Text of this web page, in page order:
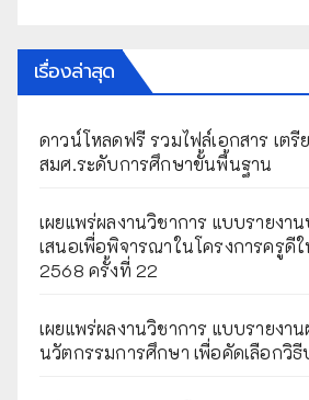
เรื่องล่าสุด
ดาวน์โหลดฟรี รวมไฟล์เอกสาร เตรี
สมศ.ระดับการศึกษาขั้นพื้นฐาน
เผยแพร่ผลงานวิชาการ แบบรายงา
เสนอเพื่อพิจารณาในโครงการครูดี
2568 ครั้งที่ 22
เผยแพร่ผลงานวิชาการ แบบรายงา
นวัตกรรมการศึกษา เพื่อคัดเลือกวิ